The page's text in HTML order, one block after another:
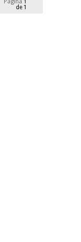
Página 1
de 1